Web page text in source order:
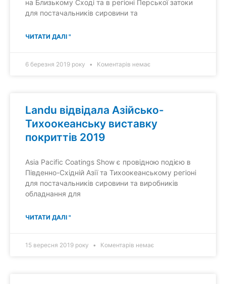
на Близькому Сході та в регіоні Перської затоки
для постачальників сировини та
ЧИТАТИ ДАЛІ "
6 березня 2019 року Коментарів немає
Landu відвідала Азійсько-
Тихоокеанську виставку
покриттів 2019
Asia Pacific Coatings Show є провідною подією в
Південно-Східній Азії та Тихоокеанському регіоні
для постачальників сировини та виробників
обладнання для
ЧИТАТИ ДАЛІ "
15 вересня 2019 року Коментарів немає